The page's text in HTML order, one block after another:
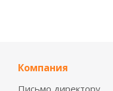
Компания
Письмо директору